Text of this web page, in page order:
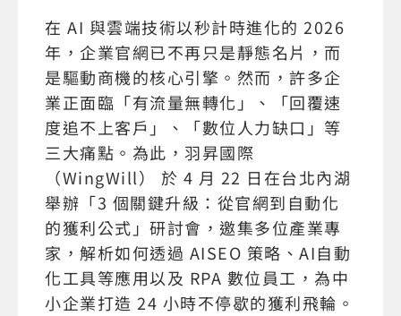
在 AI 與雲端技術以秒計時進化的 2026
年，企業官網已不再只是靜態名片，而
是驅動商機的核心引擎。然而，許多企
業正面臨「有流量無轉化」、「回覆速
度追不上客戶」、「數位人力缺口」等
三大痛點。為此，羽昇國際
（WingWill） 於 4 月 22 日在台北內湖
舉辦「3 個關鍵升級：從官網到自動化
的獲利公式」研討會，邀集多位產業專
家，解析如何透過 AISEO 策略、AI自動
化工具等應用以及 RPA 數位員工，為中
小企業打造 24 小時不停歇的獲利飛輪。